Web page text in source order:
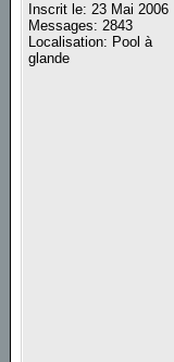
Inscrit le: 23 Mai 2006
Messages: 2843
Localisation: Pool à
glande